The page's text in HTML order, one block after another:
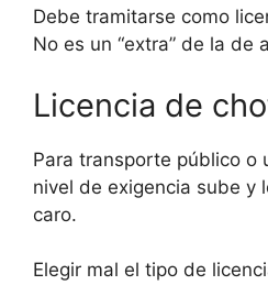
Debe tramitarse como
No es un “extra” de la de
Licencia de
Para transporte público o
nivel de exigencia sube y
caro.
Elegir mal el tipo de